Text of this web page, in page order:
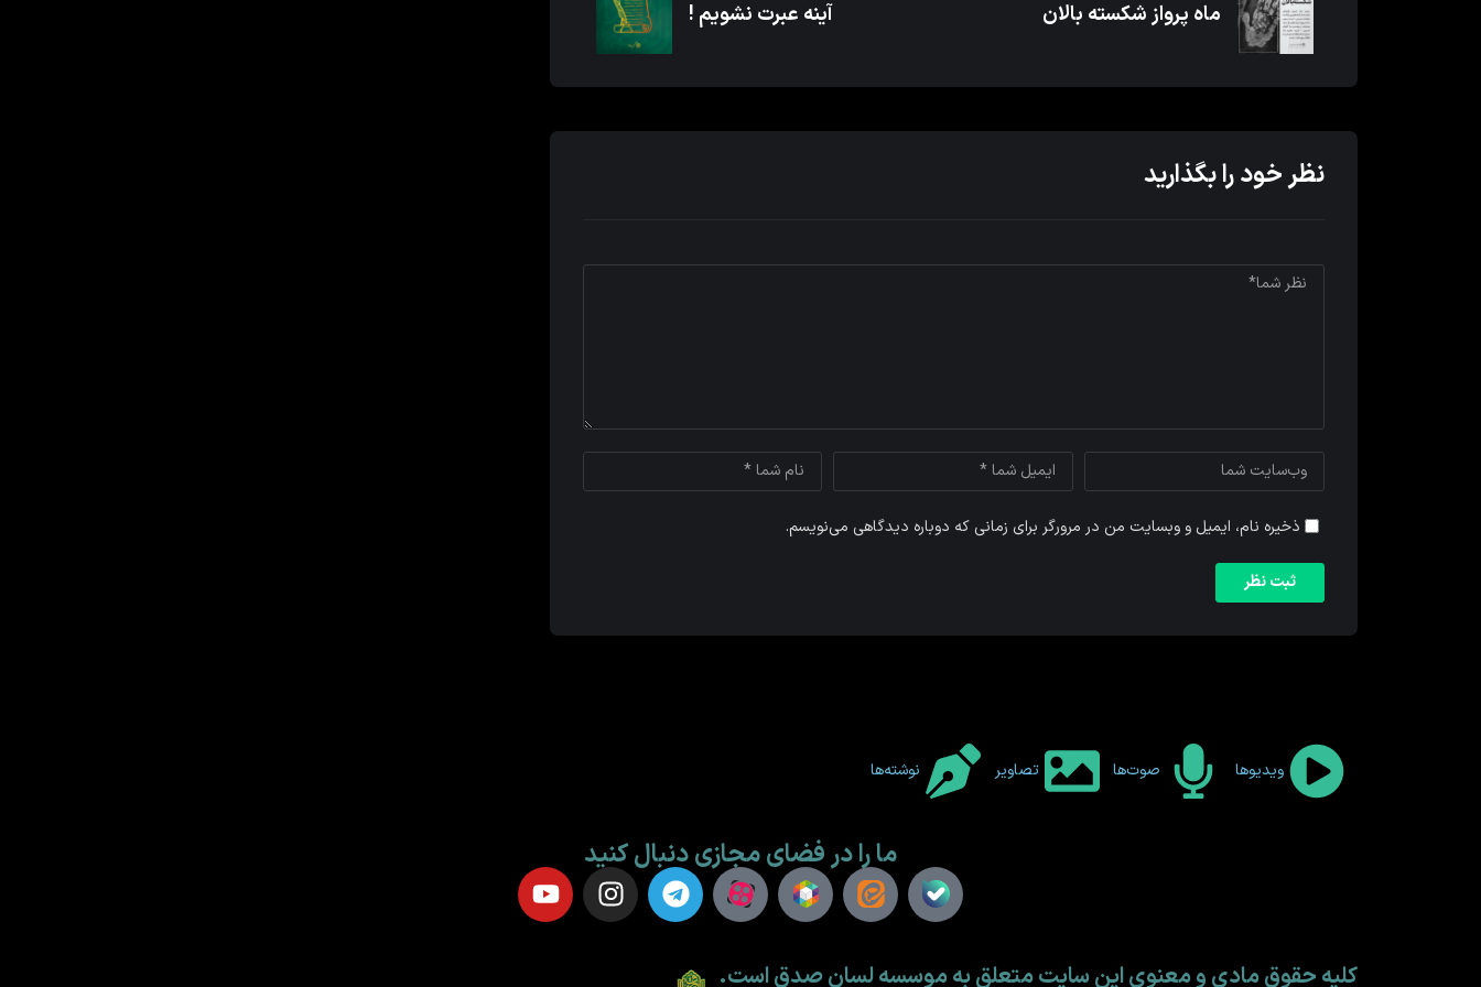
ماه پرواز شکسته بالان آینه عبرت نشویم !
نظر خود را بگذارید
ذخیره نام، ایمیل و وبسایت من در مرورگر برای زمانی که دوباره دیدگاهی می‌نویسم.
ویدیوها صوت‌ها تصاویر نوشته‌ها
ما را در فضای مجازی دنبال کنید
کلیه حقوق مادی و معنوی این سایت متعلق به موسسه لسان صدق است.